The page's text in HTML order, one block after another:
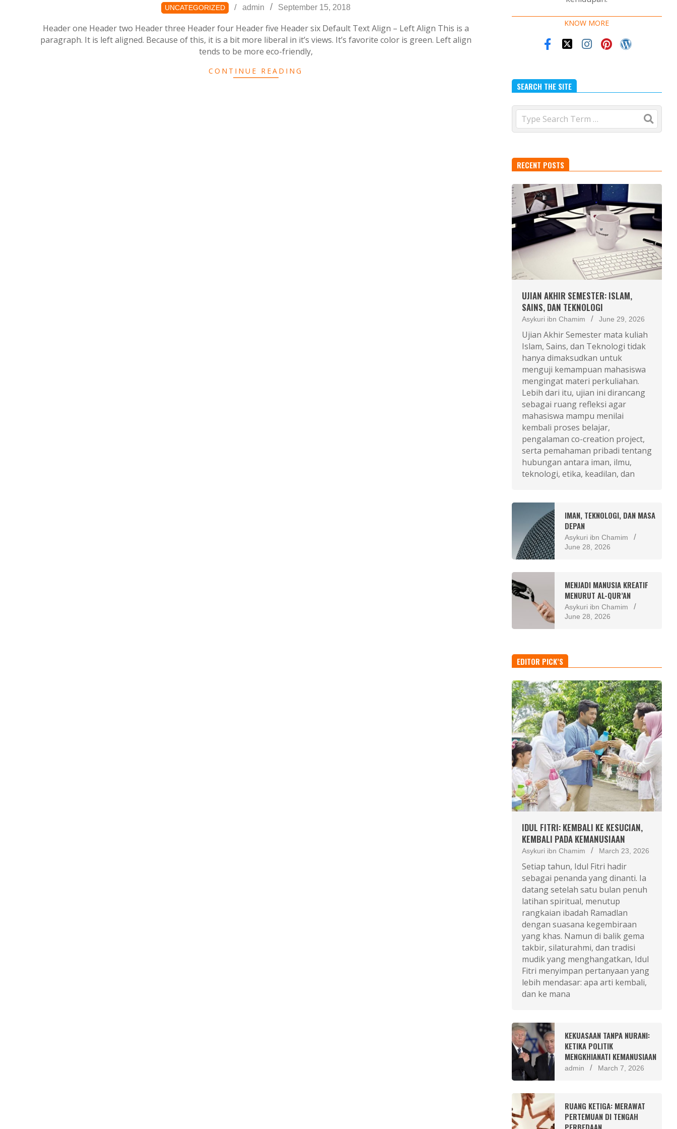
UNCATEGORIZED admin September 15, 2018
Header one Header two Header three Header four Header five Header six Default Text Align – Left Align This is a
paragraph. It is left aligned. Because of this, it is a bit more liberal in it’s views. It’s favorite color is green. Left align
tends to be more eco-friendly,
CONTINUE READING
KNOW MORE
SEARCH THE SITE
Search
RECENT POSTS
UJIAN AKHIR SEMESTER: ISLAM,
SAINS, DAN TEKNOLOGI
Asykuri ibn Chamim June 29, 2026
Ujian Akhir Semester mata kuliah
Islam, Sains, dan Teknologi tidak
hanya dimaksudkan untuk
menguji kemampuan mahasiswa
mengingat materi perkuliahan.
Lebih dari itu, ujian ini dirancang
sebagai ruang refleksi agar
mahasiswa mampu menilai
kembali proses belajar,
pengalaman co-creation project,
serta pemahaman pribadi tentang
hubungan antara iman, ilmu,
teknologi, etika, keadilan, dan
IMAN, TEKNOLOGI, DAN MASA
DEPAN
Asykuri ibn Chamim
June 28, 2026
MENJADI MANUSIA KREATIF
MENURUT AL-QUR’AN
Asykuri ibn Chamim
June 28, 2026
EDITOR PICK’S
IDUL FITRI: KEMBALI KE KESUCIAN,
KEMBALI PADA KEMANUSIAAN
Asykuri ibn Chamim March 23, 2026
Setiap tahun, Idul Fitri hadir
sebagai penanda yang dinanti. Ia
datang setelah satu bulan penuh
latihan spiritual, menutup
rangkaian ibadah Ramadlan
dengan suasana kegembiraan
yang khas. Namun di balik gema
takbir, silaturahmi, dan tradisi
mudik yang menghangatkan, Idul
Fitri menyimpan pertanyaan yang
lebih mendasar: apa arti kembali,
dan ke mana
KEKUASAAN TANPA NURANI:
KETIKA POLITIK
MENGKHIANATI KEMANUSIAAN
admin March 7, 2026
RUANG KETIGA: MERAWAT
PERTEMUAN DI TENGAH